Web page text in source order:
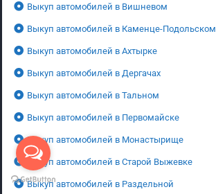
Выкуп автомобилей в Вишневом
Выкуп автомобилей в Каменце-Подольском
Выкуп автомобилей в Ахтырке
Выкуп автомобилей в Дергачах
Выкуп автомобилей в Тальном
Выкуп автомобилей в Первомайске
Выкуп автомобилей в Монастырище
Выкуп автомобилей в Старой Выжевке
Выкуп автомобилей в Раздельной